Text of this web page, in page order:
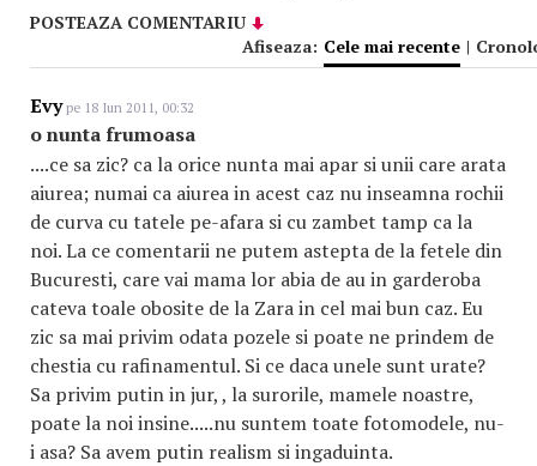
POSTEAZA COMENTARIU
Afiseaza: Cele mai recente |
Evype 18 Iun 2011, 00:32
o nunta frumoasa
....ce sa zic? ca la orice nunta mai apar si unii care arata
aiurea; numai ca aiurea in acest caz nu inseamna rochii
de curva cu tatele pe-afara si cu zambet tamp ca la
noi. La ce comentarii ne putem astepta de la fetele din
Bucuresti, care vai mama lor abia de au in garderoba
cateva toale obosite de la Zara in cel mai bun caz. Eu
zic sa mai privim odata pozele si poate ne prindem de
chestia cu rafinamentul. Si ce daca unele sunt urate?
Sa privim putin in jur, , la surorile, mamele noastre,
poate la noi insine.....nu suntem toate fotomodele, nu-
i asa? Sa avem putin realism si ingaduinta.